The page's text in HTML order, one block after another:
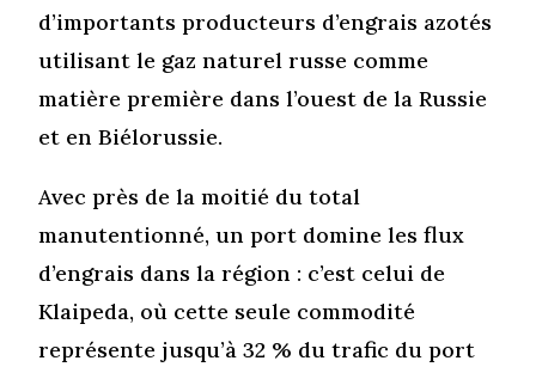
d’importants producteurs d’engrais azotés
utilisant le gaz naturel russe comme
matière première dans l’ouest de la Russie
et en Biélorussie.
Avec près de la moitié du total
manutentionné, un port domine les flux
d’engrais dans la région : c’est celui de
Klaipeda, où cette seule commodité
représente jusqu’à 32 % du trafic du port